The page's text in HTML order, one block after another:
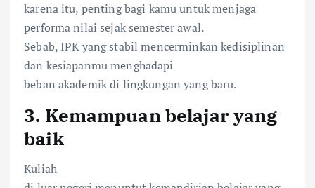
karena itu, penting bagi kamu untuk menjaga
performa nilai sejak semester awal.
Sebab, IPK yang stabil mencerminkan kedisiplinan
dan kesiapanmu menghadapi
beban akademik di lingkungan yang baru.
3. Kemampuan belajar yang
baik
Kuliah